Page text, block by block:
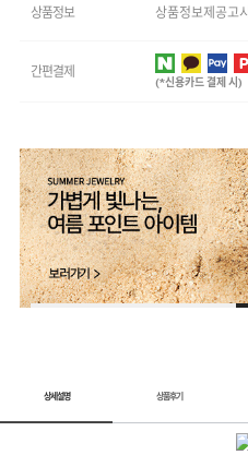
상품정보 상품정보제공고시
간편결제
(*신용카드 결제 시)
상세설명 상품후기